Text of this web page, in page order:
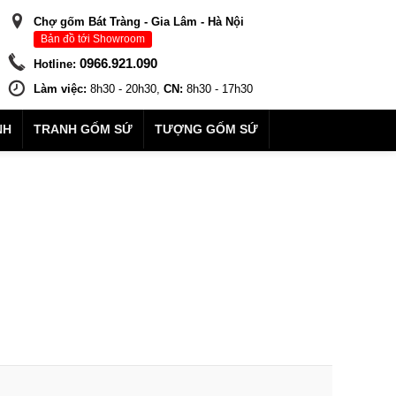
Chợ gốm Bát Tràng - Gia Lâm - Hà Nội
Bản đồ tới Showroom
Hotline: 0966.921.090
Làm việc: 8h30 - 20h30, CN: 8h30 - 17h30
TRANH GỐM SỨ TƯỢNG GỐM SỨ